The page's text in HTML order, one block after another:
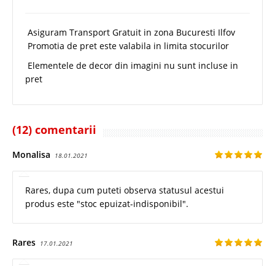
Asiguram Transport Gratuit in zona Bucuresti Ilfov
Promotia de pret este valabila in limita stocurilor
Elementele de decor din imagini nu sunt incluse in
pret
(12) comentarii
Monalisa 18.01.2021
Rares, dupa cum puteti observa statusul acestui
produs este "stoc epuizat-indisponibil".
Rares 17.01.2021